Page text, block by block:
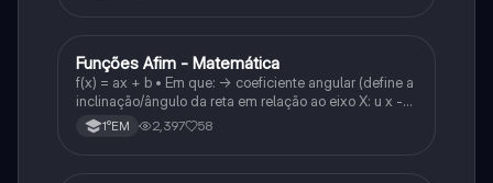
Matematica
Funções Afim - Matemática
f(x) = ax + b • Em que: -> coeficiente angular (define a
inclinação/ângulo da reta em relação ao eixo X: u x -
variável: a b → coeficiente linear (valor que corta o
eixo y).
1°EM 2,397 58